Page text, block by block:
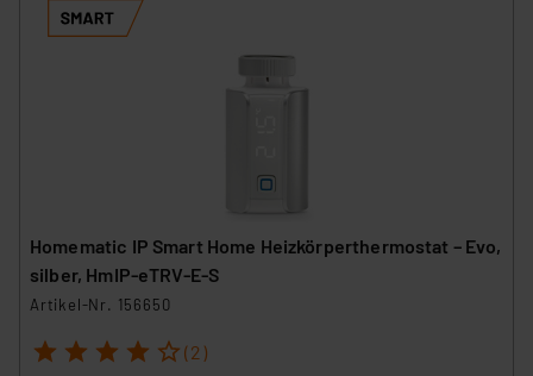
Homematic IP Smart Home Heizkörperthermostat – Evo,
silber, HmIP-eTRV-E-S
Artikel-Nr. 156650
1 2 3 4 5 (2)